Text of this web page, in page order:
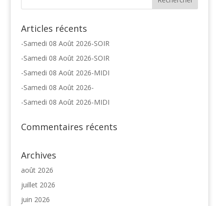
Articles récents
-Samedi 08 Août 2026-SOIR
-Samedi 08 Août 2026-SOIR
-Samedi 08 Août 2026-MIDI
-Samedi 08 Août 2026-
-Samedi 08 Août 2026-MIDI
Commentaires récents
Archives
août 2026
juillet 2026
juin 2026